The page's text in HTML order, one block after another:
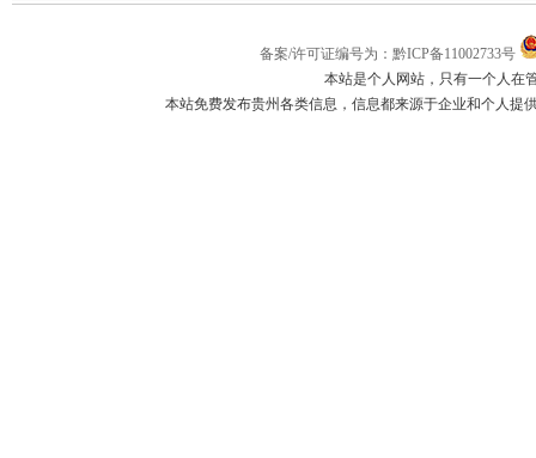
备案/许可证编号为：黔ICP备11002733号
本站是个人网站，只有一个人在
本站免费发布贵州各类信息，信息都来源于企业和个人提